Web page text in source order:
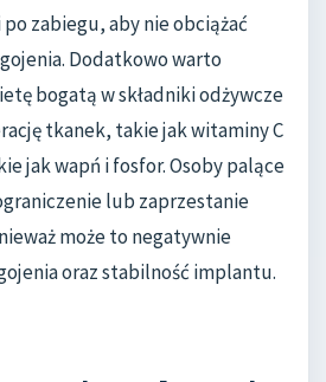
zabiegu, aby nie obciążać
Dodatkowo warto
bogatą w składniki odżywcze
tkanek, takie jak witaminy C
jak wapń i fosfor. Osoby palące
lub zaprzestanie
może to negatywnie
oraz stabilność implantu.